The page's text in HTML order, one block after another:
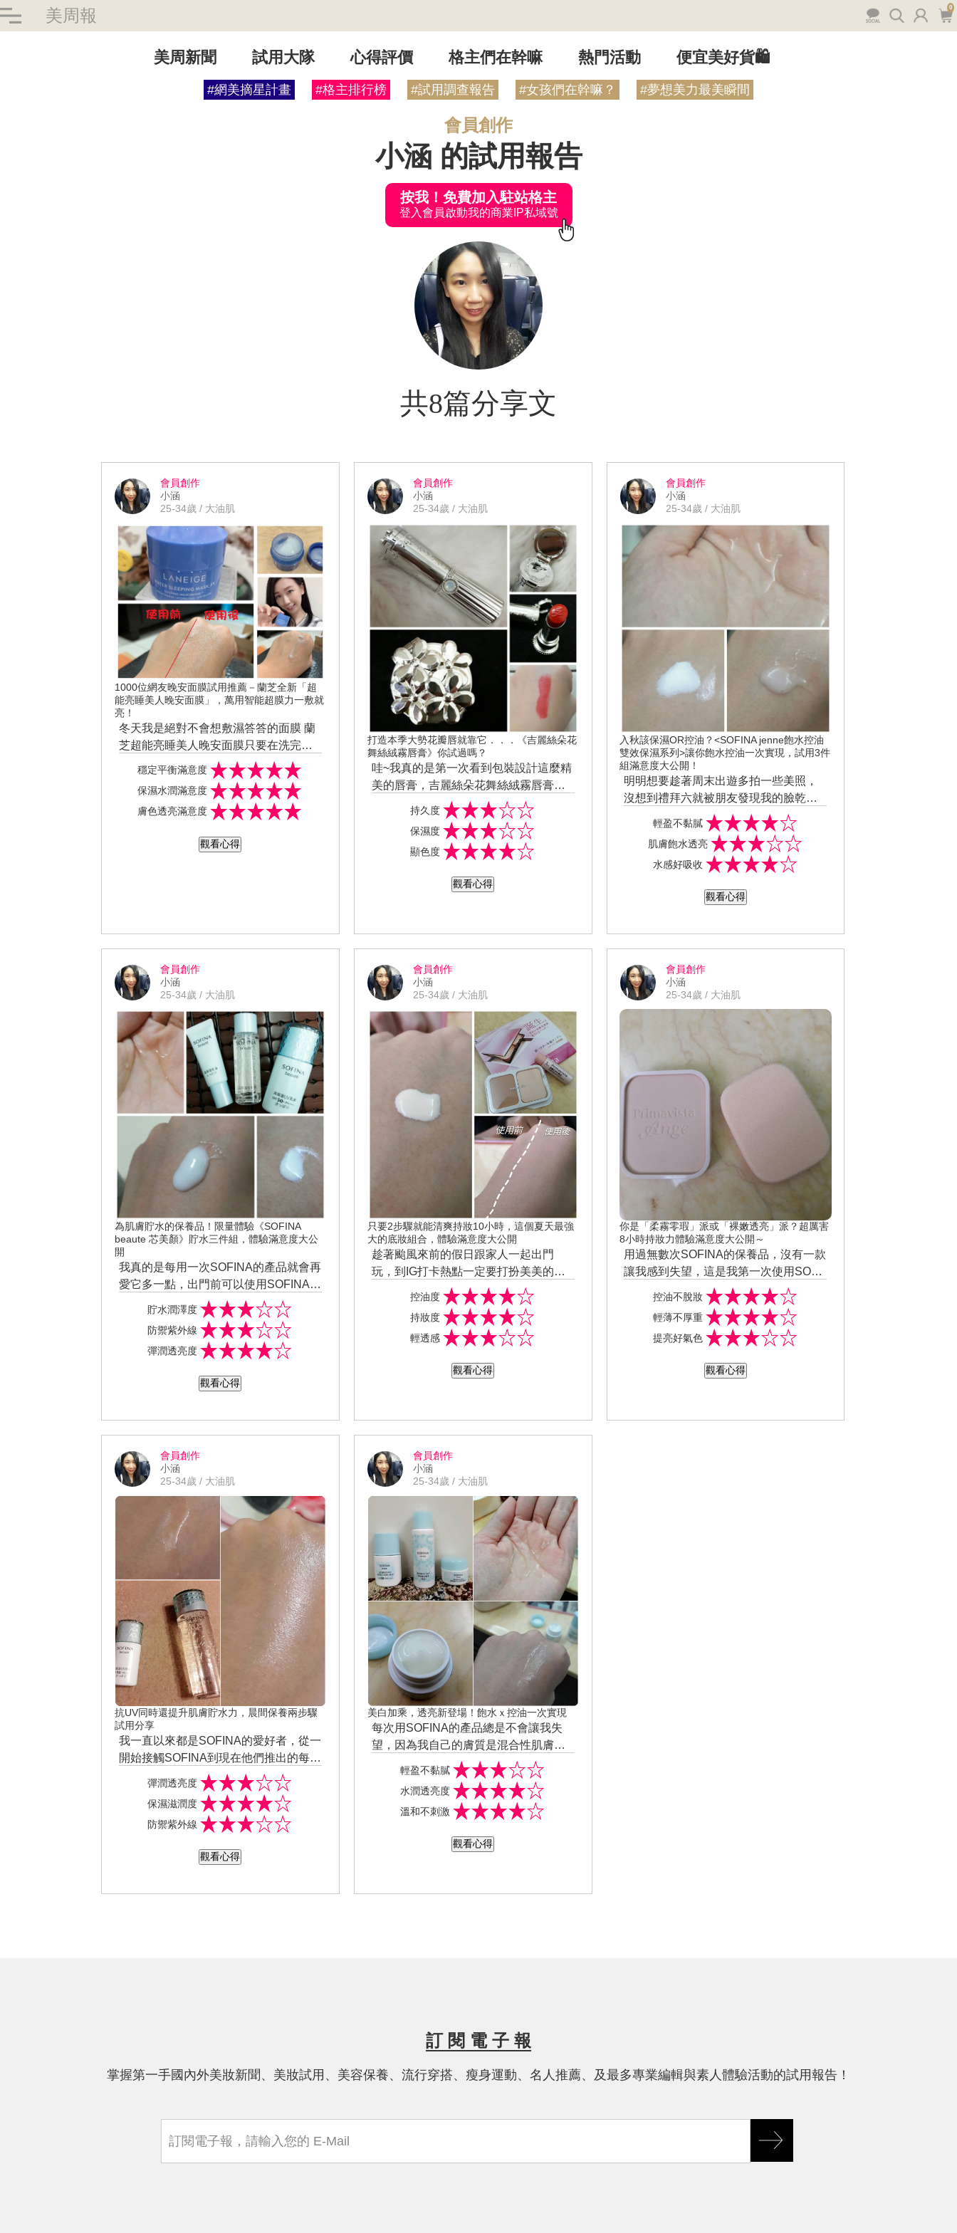
美周報 0
美周新聞 試用大隊 心得評價 格主們在幹嘛 熱門活動 便宜美好貨🛍️
#網美摘星計畫 #格主排行榜 #試用調查報告 #女孩們在幹嘛？ #夢想美力最美瞬間
會員創作
小涵 的試用報告
按我！免費加入駐站格主
登入會員啟動我的商業IP私域號
共8篇分享文
會員創作
小涵
25-34歲 / 大油肌
1000位網友晚安面膜試用推薦－蘭芝全新「超
能亮睡美人晚安面膜」，萬用智能超膜力一敷就
亮！
冬天我是絕對不會想敷濕答答的面膜 蘭
芝超能亮睡美人晚安面膜只要在洗完澡
做完保養程序後敷上一層 如果是跟我一
樣缺水需要急救的膚況也可以選擇厚敷
它的香氣清淡好聞 塗抹在臉上不會厚
重、黏膩 相較於第一代真的清爽許多 因
立刻注入肌膚水分的感覺 皮膚馬上水亮
裂喔 是日常保養的首選也是緊急急救的
救星 我的社群分享在這：https://www.in
stagram.com/p/CJcz--HHzKO/
穩定平衡滿意度
保濕水潤滿意度
膚色透亮滿意度
觀看心得
會員創作
小涵
25-34歲 / 大油肌
打造本季大勢花瓣唇就靠它．．．《吉麗絲朵花
舞絲絨霧唇膏》你試過嗎？
哇~我真的是第一次看到包裝設計這麼精
美的唇膏，吉麗絲朵花舞絲絨霧唇膏中
間有一顆施華洛士奇水鑽作點綴，蓋子
上還有4朵綻放的花朵，唇膏的整體設計
看起來就像一束美麗的花束，這麼華麗
的設計有哪個女孩兒不會深陷其中，而
設計，這樣出門在外隨時都可以讓自己
然不會造成我的嘴唇乾裂也不會顯唇
紋，嘴唇容易乾燥脫皮的女孩兒也有可
也非常的好，我最喜歡這種顯色度高的
唇膏，雖然用完餐後會掉色，但至少還
是可以維持淡淡的粉紅色不會全部掉
光，這時候只要拿出這支吉麗絲朵花舞
絲絨霧唇膏出來補妝，就會引起旁邊姊
妹們的關注，這支唇膏真的是給足了我
持久度
保濕度
顯色度
觀看心得
會員創作
小涵
25-34歲 / 大油肌
入秋該保濕OR控油？<SOFINA jenne飽水控油
雙效保濕系列>讓你飽水控油一次實現，試用3件
組滿意度大公開！
明明想要趁著周末出遊多拍一些美照，
沒想到禮拜六就被朋友發現我的臉乾到
妝的粉都卡在笑紋處，禮拜日回家後又
發現雖然這幾天天氣都陰陰的，但是我
居然還是變黑了，害我這次出遊的照片
沒有一張喜歡的，回家後發現是真的需
ne透美顏 飽水控油三件組，這個系列最
濕的成分還可以同時控油，所以洗完澡
之後就可以先使用「飽水控油雙效化妝
水」，味道很香、滋潤度也很不錯，很
快就被肌膚吸收進去了，接著繼續使用
「飽水控油雙效水凝乳液」，香味跟化
妝水的一樣，而且清爽不厚重，非常的
水感，待吸收進去後我無意間照鏡子發
現T字部位居然一點油光也沒有耶，好喜
歡這種不黏膩的感覺喔！隔天還是可以
感受到飽水的肌膚喔！白天的話也可以
使用「飽水控油雙效日間防護乳」，它
有高防曬係數，這樣出門在外就不怕跟
我假日一樣一個不小心就曬黑了，我平
常不喜歡用防曬就是因為不喜歡全身油
油黏黏的感覺，但是這瓶「飽水控油雙
效日間防護乳」也完全不會有油感，防
曬同時保養真的是太棒了。
輕盈不黏膩
肌膚飽水透亮
水感好吸收
觀看心得
會員創作
小涵
25-34歲 / 大油肌
為肌膚貯水的保養品！限量體驗《SOFINA
beaute 芯美顏》貯水三件組，體驗滿意度大公
開
我真的是每用一次SOFINA的產品就會再
愛它多一點，出門前可以使用SOFINA b
eaute芯美顏 貯水三件組來潤澤肌膚，先
使用保濕滲透露打底，質地清爽不黏膩
還有一股好聞的花香味，真的會讓人一
用就愛上，接著使用保濕滲透乳，一塗
皮膚都Q彈起來了，而且吸收還很快速，
後就是保濕日間防禦乳，現在外面紫外
線這麼強烈出門一定要記得防曬的呀！
讓我感到意外的是使用這款保濕日間防
禦乳後居然不會油光滿面耶！除此之外
它還有SPF50+ PA++++的超高防曬係數
以及美容成分，所以防曬效果超好還可
以順便保養肌膚喔！這麼清爽的保養品
超級適合我這個難保養的混合肌呀！
貯水潤澤度
防禦紫外線
彈潤透亮度
觀看心得
會員創作
小涵
25-34歲 / 大油肌
只要2步驟就能清爽持妝10小時，這個夏天最強
大的底妝組合，體驗滿意度大公開
趁著颱風來前的假日跟家人一起出門
玩，到IG打卡熱點一定要打扮美美的，
拍個假網美照啊！我今天的上妝步驟很
簡單，先用Primavista 零油光妝前修飾
乳再用Primavista 輕透裸膚長效粉餅升
級版，最後選一個自己喜歡的口紅就完
勻後皮膚會變得粉嫩粉嫩的，一點都不
起來很輕透，雖然一整天都在大太陽底
下流了不少汗，但是一點都看不出來有
融妝的現象喔！休息的時候旁邊的女生
都在忙著吸油，但是Primavista的這組底
妝的控油效果很棒讓我一整天臉上都很
清爽耶
控油度
持妝度
輕透感
觀看心得
會員創作
小涵
25-34歲 / 大油肌
你是「柔霧零瑕」派或「裸嫩透亮」派？超厲害
8小時持妝力體驗滿意度大公開～
用過無數次SOFINA的保養品，沒有一款
讓我感到失望，這是我第一次使用SOFI
NA的化妝品，它的粉體非常的細緻、輕
薄，所以拍在臉上之後也不會感覺厚
重，控油效果很好而且不會造成肌膚乾
裂，因此就算是進行戶外活動也不用擔
不自然，我最怕那種吸了油之後就會結
控油不脫妝
輕薄不厚重
提亮好氣色
觀看心得
會員創作
小涵
25-34歲 / 大油肌
抗UV同時還提升肌膚貯水力，晨間保養兩步驟
試用分享
我一直以來都是SOFINA的愛好者，從一
開始接觸SOFINA到現在他們推出的每一
項產品都讓我瘋狂推薦給周遭的親友，
因為用過之後真的就回不去啦！像我這
次體驗的這款芯美顏保濕滲透露升級版
（清爽型）和保濕日間防禦乳升級版
養品，它們萃取自夜來香的「月下香」
時維持角質代謝週期，而且裡頭添加的
了水，而且真的非常清爽，搭配淡雅的
香味聞起來心情好美麗呀！接著繼續使
這瓶有防曬係數SPF50+ PA++++，白天
一定要使用啊！剛倒出來我還以為我是
不是拿錯瓶了，因為它是我看過最清透
彈潤透亮度
保濕滋潤度
防禦紫外線
觀看心得
會員創作
小涵
25-34歲 / 大油肌
美白加乘，透亮新登場！飽水ｘ控油一次實現
每次用SOFINA的產品總是不會讓我失
望，因為我自己的膚質是混合性肌膚，T
字部位容易出油，臉頰又容易乾燥，選
擇太滋潤的保養品會擔心肌膚吸收不進
去泛油光，選擇清爽一點的保養品又怕
滋潤度不夠，這次體驗SOFINA jenne 透
了，因為它的化妝水和乳液滋潤度都很
發現皮膚變得好滑、好彈、好亮喔！
輕盈不黏膩
水潤透亮度
溫和不刺激
觀看心得
訂 閱 電 子 報
掌握第一手國內外美妝新聞、美妝試用、美容保養、流行穿搭、瘦身運動、名人推薦、及最多專業編輯與素人體驗活動的試用報告！